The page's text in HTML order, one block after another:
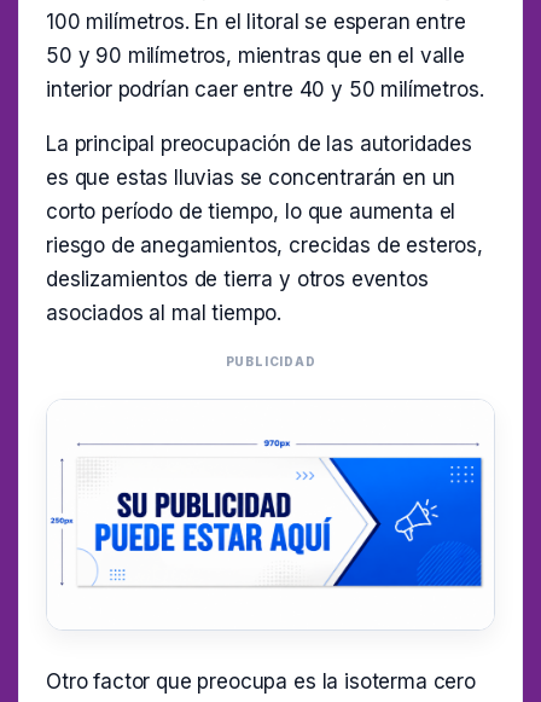
100 milímetros. En el litoral se esperan entre
50 y 90 milímetros, mientras que en el valle
interior podrían caer entre 40 y 50 milímetros.
La principal preocupación de las autoridades
es que estas lluvias se concentrarán en un
corto período de tiempo, lo que aumenta el
riesgo de anegamientos, crecidas de esteros,
deslizamientos de tierra y otros eventos
asociados al mal tiempo.
PUBLICIDAD
Otro factor que preocupa es la isoterma cero